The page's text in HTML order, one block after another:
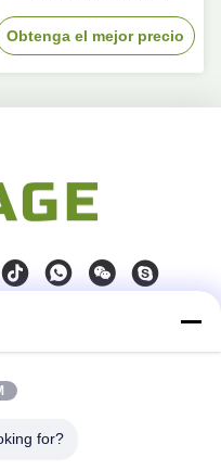
microondas 10m 30dB
Divididor de energía de
Obtenga el mejor precio
Chinafor?